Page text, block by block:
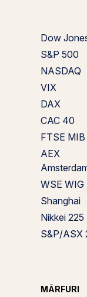
Dow
S&P 500
NASDAQ
VIX
DAX
CAC 40
FTSE
AEX
WSE WIG
Shanghai
Nikkei 225
S&P/ASX
MĂRFURI